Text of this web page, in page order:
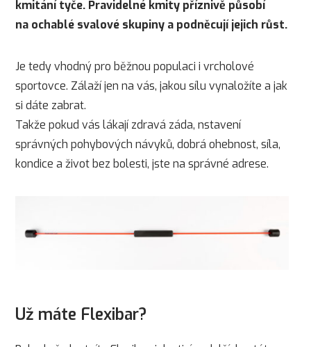
kmitání tyče. Pravidelné kmity příznivě působí
na ochablé svalové skupiny a podněcují jejich růst.
Je tedy vhodný pro běžnou populaci i vrcholové
sportovce. Zálaží jen na vás, jakou sílu vynaložíte a jak
si dáte zabrat.
Takže pokud vás lákají zdravá záda, nstavení
správných pohybových návyků, dobrá ohebnost, síla,
kondice a život bez bolesti, jste na správné adrese.
Už máte Flexibar?